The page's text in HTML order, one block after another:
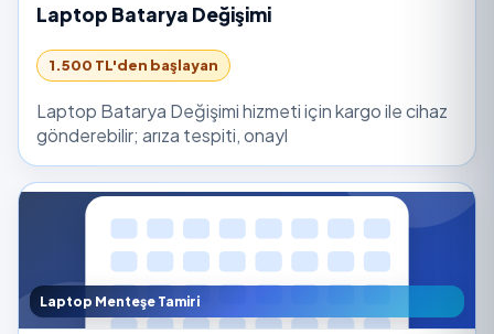
Laptop Batarya Değişimi
1.500 TL'den başlayan
Laptop Batarya Değişimi hizmeti için kargo ile cihaz
gönderebilir; arıza tespiti, onayl
Laptop Menteşe Tamiri